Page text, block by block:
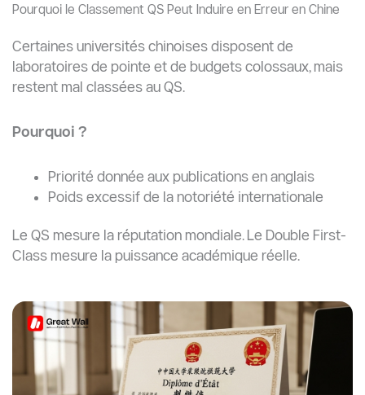
Pourquoi le Classement QS Peut Induire en Erreur en Chine
Certaines universités chinoises disposent de
laboratoires de pointe et de budgets colossaux, mais
restent mal classées au QS.
Pourquoi ?
Priorité donnée aux publications en anglais
Poids excessif de la notoriété internationale
Le QS mesure la réputation mondiale. Le Double First-
Class mesure la puissance académique réelle.